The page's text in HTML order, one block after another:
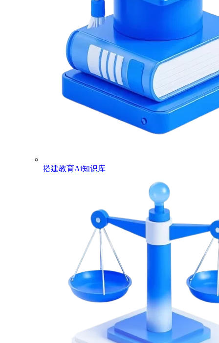
搭建教育Ai知识库